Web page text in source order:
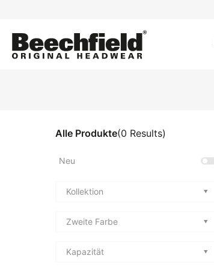
Inhalt
menu
Alle Produkte(0 Results)
Neu
Kollektion
Zweite Farbe
Kapazität